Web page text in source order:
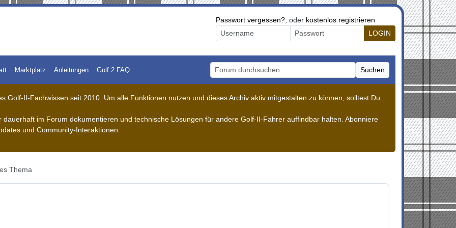
Passwort vergessen? , oder kostenlos registrieren
LOGIN
Marktplatz Anleitungen Golf 2 FAQ
Forum durchsuchen
Suchen
Golf-II-Fachwissen seit 2010. Um alle Funktionen nutzen und dieses Archiv aktiv mitgestalten zu können, solltest Du
im Forum dokumentieren und technische Lösungen für andere Golf-II-Fahrer auffindbar halten. Abonniere
und Community-Interaktionen.
Thema